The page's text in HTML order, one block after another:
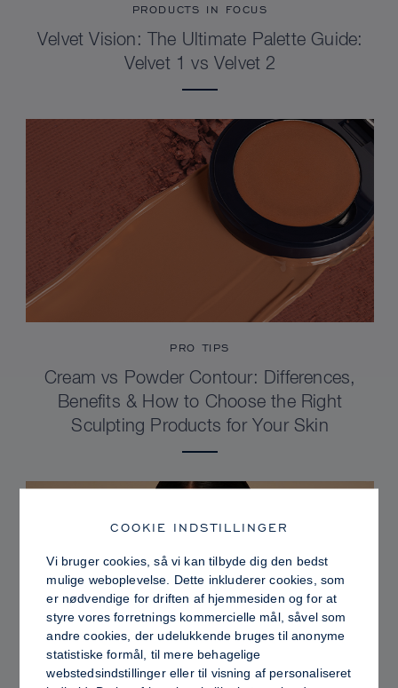
PRODUCTS IN FOCUS
Velvet Vision: The Ultimate Palette Guide:
Velvet 1 vs Velvet 2
PRO TIPS
Cream vs Powder Contour: Differences,
Benefits & How to Choose the Right
Sculpting Products for Your Skin
COOKIE INDSTILLINGER
Vi bruger cookies, så vi kan tilbyde dig den bedst
mulige weboplevelse. Dette inkluderer cookies, som
er nødvendige for driften af hjemmesiden og for at
styre vores forretnings kommercielle mål, såvel som
andre cookies, der udelukkende bruges til anonyme
statistiske formål, til mere behagelige
webstedsindstillinger eller til visning af personaliseret